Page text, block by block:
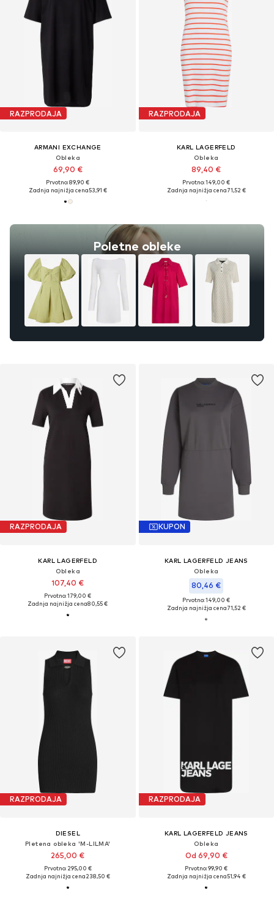
RAZPRODAJA
ARMANI EXCHANGE
Obleka
69,90 €
Prvotno: 89,90 €
Zadnja najnižja cena53,91 €
RAZPRODAJA
KARL LAGERFELD
Obleka
89,40 €
Prvotno: 149,00 €
Zadnja najnižja cena71,52 €
Poletne obleke
RAZPRODAJA
KARL LAGERFELD
Obleka
107,40 €
Prvotno: 179,00 €
Zadnja najnižja cena80,55 €
KUPON
KARL LAGERFELD JEANS
Obleka
80,46 €
Prvotno: 149,00 €
Zadnja najnižja cena71,52 €
RAZPRODAJA
DIESEL
Pletena obleka 'M-LILMA'
265,00 €
Prvotno: 295,00 €
Zadnja najnižja cena238,50 €
RAZPRODAJA
KARL LAGERFELD JEANS
Obleka
Od 69,90 €
Prvotno: 99,90 €
Zadnja najnižja cena51,94 €